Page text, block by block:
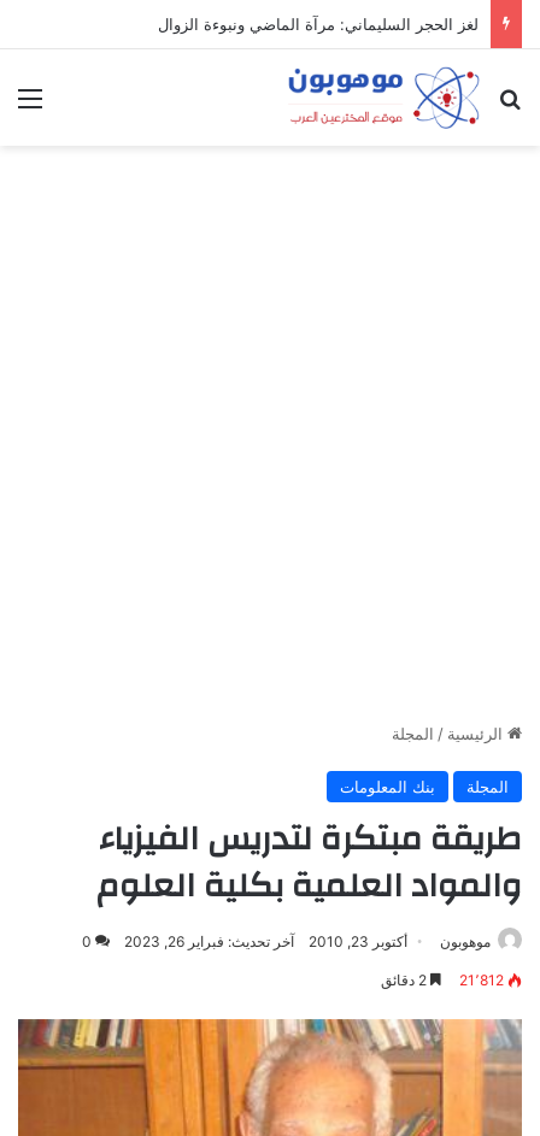
لغز الحجر السليماني: مرآة الماضي ونبوءة الزوال
بحث عن
الرئيسية / المجلة
المجلة بنك المعلومات
طريقة مبتكرة لتدريس الفيزياء
والمواد العلمية بكلية العلوم
موهوبون أكتوبر 23, 2010 آخر تحديث: فبراير 26, 2023 0
21٬812